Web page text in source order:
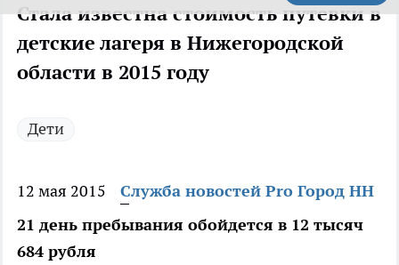
Стала известна стоимость путевки в
детские лагеря в Нижегородской
области в 2015 году
Дети
12 мая 2015
Служба новостей Pro Город НН
21 день пребывания обойдется в 12 тысяч
684 рубля